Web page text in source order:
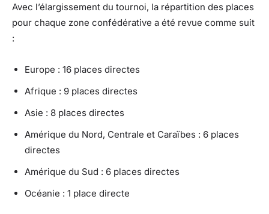
Avec l’élargissement du tournoi, la répartition des places
pour chaque zone confédérative a été revue comme suit
:
Europe : 16 places directes
Afrique : 9 places directes
Asie : 8 places directes
Amérique du Nord, Centrale et Caraïbes : 6 places
directes
Amérique du Sud : 6 places directes
Océanie : 1 place directe